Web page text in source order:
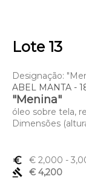
Lote 13
Designação:
ABEL MANTA -
"Menina"
óleo sobre tela,
Dimensões
euro_symbol € 2,000 -
gavel
€ 4,200